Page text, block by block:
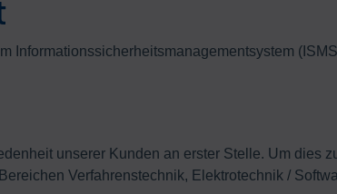
Informationssicherheitsmanagementsystem
unserer Kunden an erster Stelle. Um dies
Verfahrenstechnik, Elektrotechnik /